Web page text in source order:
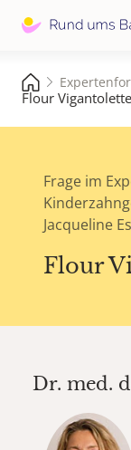
Flour
Frage im
Jacqueline
Flour
Dr. med.